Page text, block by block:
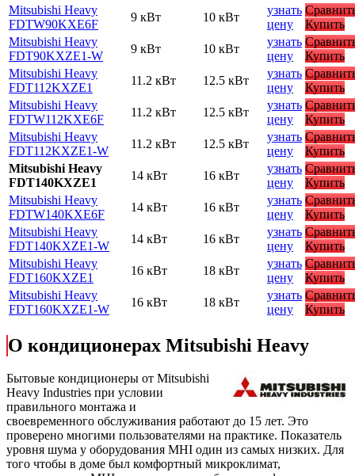
Mitsubishi Heavy
FDTW90KXE6F
9 кВт 10 кВт
узнать
цену
Купить
Mitsubishi Heavy
FDT90KXZE1-W
9 кВт 10 кВт
узнать
цену
Купить
Mitsubishi Heavy
FDT112KXZE1
11.2 кВт 12.5 кВт
узнать
цену
Купить
Mitsubishi Heavy
FDTW112KXE6F
11.2 кВт 12.5 кВт
узнать
цену
Купить
Mitsubishi Heavy
FDT112KXZE1-W
11.2 кВт 12.5 кВт
узнать
цену
Купить
Mitsubishi Heavy
FDT140KXZE1
14 кВт 16 кВт
узнать
цену
Купить
Mitsubishi Heavy
FDTW140KXE6F
14 кВт 16 кВт
узнать
цену
Купить
Mitsubishi Heavy
FDT140KXZE1-W
14 кВт 16 кВт
узнать
цену
Купить
Mitsubishi Heavy
FDT160KXZE1
16 кВт 18 кВт
узнать
цену
Купить
Mitsubishi Heavy
FDT160KXZE1-W
16 кВт 18 кВт
узнать
цену
Купить
О кондиционерах Mitsubishi Heavy
Бытовые кондиционеры от Mitsubishi
Heavy Industries при условии
правильного монтажа и
своевременного обслуживания работают до 15 лет. Это
проверено многими пользователями на практике. Показатель
уровня шума у оборудования MHI один из самых низких. Для
того чтобы в доме был комфортный микроклимат,